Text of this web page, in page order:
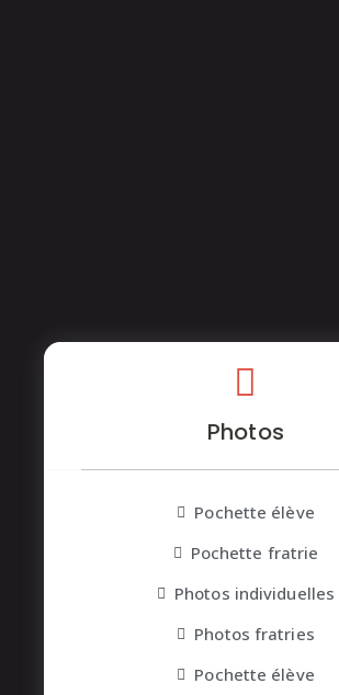
Photos
Pochette élève
Pochette fratrie
Photos individuelles
Photos fratries
Pochette élève